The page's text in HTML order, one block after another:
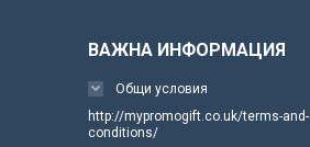
ВАЖНА ИНФОРМАЦИЯ
Общи условия
http://mypromogift.co.uk/terms-and-
conditions/